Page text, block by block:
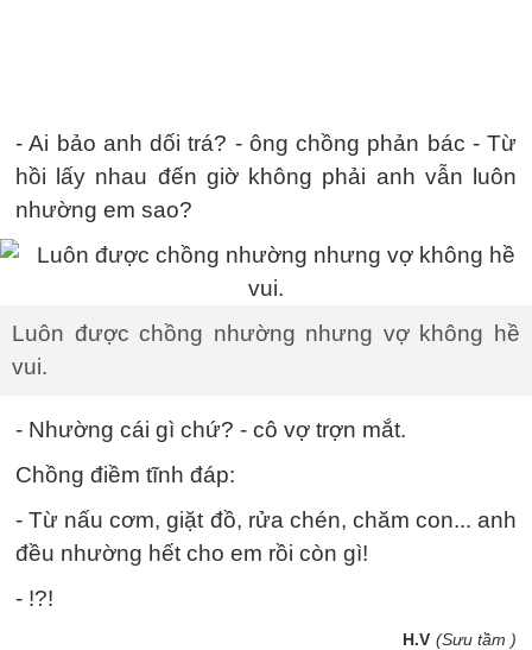
- Ai bảo anh dối trá? - ông chồng phản bác - Từ
hồi lấy nhau đến giờ không phải anh vẫn luôn
nhường em sao?
Luôn được chồng nhường nhưng vợ không hề
vui.
- Nhường cái gì chứ? - cô vợ trợn mắt.
Chồng điềm tĩnh đáp:
- Từ nấu cơm, giặt đồ, rửa chén, chăm con... anh
đều nhường hết cho em rồi còn gì!
- !?!
H.V (Sưu tầm )